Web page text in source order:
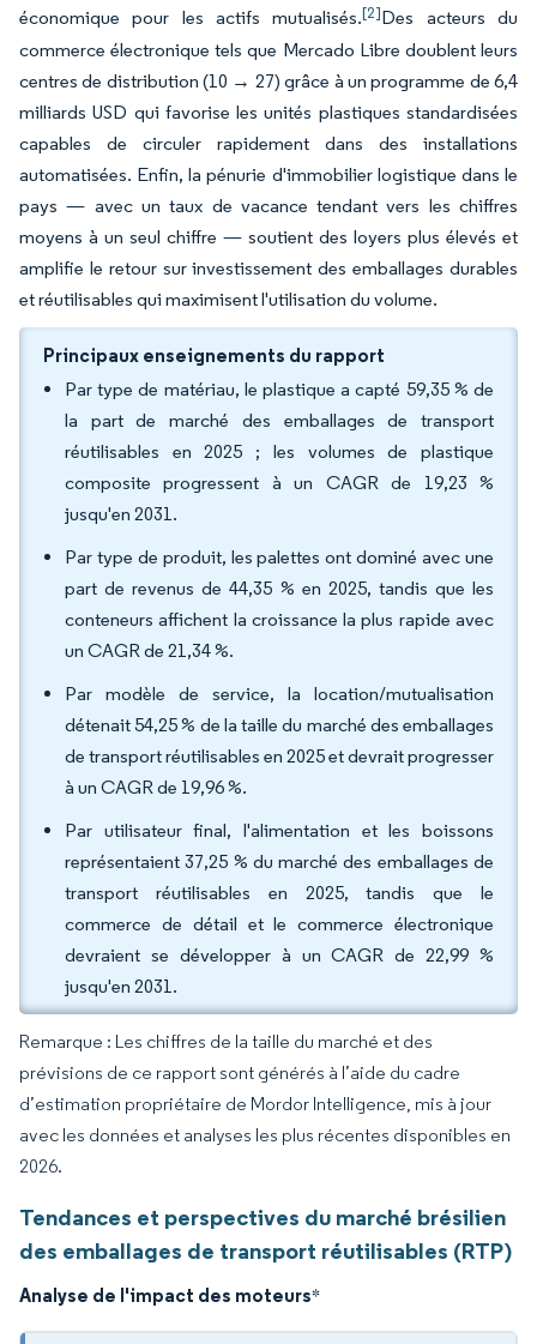
économique pour les actifs mutualisés.[2]Des acteurs du
commerce électronique tels que Mercado Libre doublent leurs
centres de distribution (10 → 27) grâce à un programme de 6,4
milliards USD qui favorise les unités plastiques standardisées
capables de circuler rapidement dans des installations
automatisées. Enfin, la pénurie d'immobilier logistique dans le
pays — avec un taux de vacance tendant vers les chiffres
moyens à un seul chiffre — soutient des loyers plus élevés et
amplifie le retour sur investissement des emballages durables
et réutilisables qui maximisent l'utilisation du volume.
Principaux enseignements du rapport
Par type de matériau, le plastique a capté 59,35 % de
la part de marché des emballages de transport
réutilisables en 2025 ; les volumes de plastique
composite progressent à un CAGR de 19,23 %
jusqu'en 2031.
Par type de produit, les palettes ont dominé avec une
part de revenus de 44,35 % en 2025, tandis que les
conteneurs affichent la croissance la plus rapide avec
un CAGR de 21,34 %.
Par modèle de service, la location/mutualisation
détenait 54,25 % de la taille du marché des emballages
de transport réutilisables en 2025 et devrait progresser
à un CAGR de 19,96 %.
Par utilisateur final, l'alimentation et les boissons
représentaient 37,25 % du marché des emballages de
transport réutilisables en 2025, tandis que le
commerce de détail et le commerce électronique
devraient se développer à un CAGR de 22,99 %
jusqu'en 2031.
Remarque : Les chiffres de la taille du marché et des
prévisions de ce rapport sont générés à l’aide du cadre
d’estimation propriétaire de Mordor Intelligence, mis à jour
avec les données et analyses les plus récentes disponibles en
2026.
Tendances et perspectives du marché brésilien
des emballages de transport réutilisables (RTP)
Analyse de l'impact des moteurs*